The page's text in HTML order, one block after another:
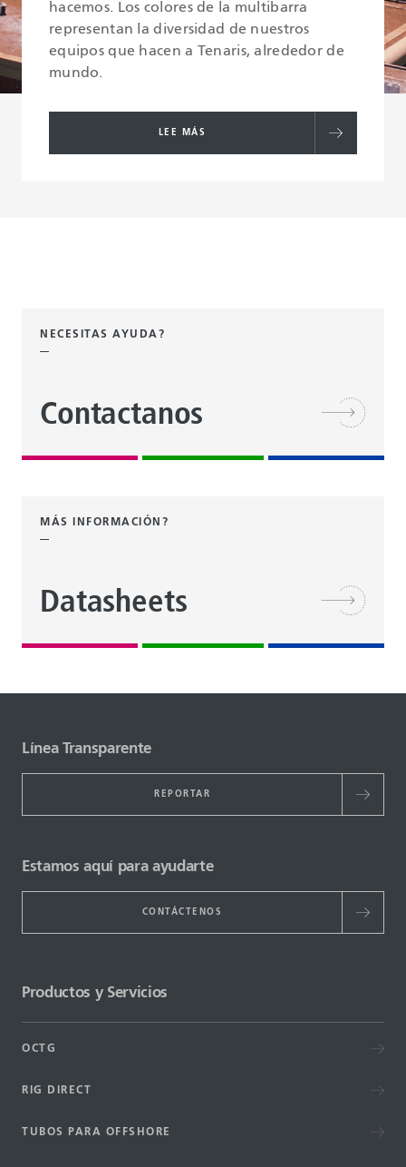
hacemos. Los colores de la multibarra
representan la diversidad de nuestros
equipos que hacen a Tenaris, alrededor de
mundo.
LEE MÁS
NECESITAS AYUDA?
Contactanos
MÁS INFORMACIÓN?
Datasheets
Línea Transparente
REPORTAR
Estamos aquí para ayudarte
CONTÁCTENOS
Productos y Servicios
OCTG
RIG DIRECT
TUBOS PARA OFFSHORE